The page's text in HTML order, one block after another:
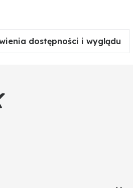
dostępności i wyglądu